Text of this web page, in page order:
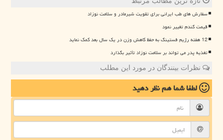
سفارش های طب ایرانی برای تقویت شیرمادر و سلامت نوزاد
قیمت گندم تغییر نمود
12 هفته رژیم فستینگ به حفظ کاهش وزن در یک سال بعد کمک نماید
تغذیه پدر می تواند بر سلامت نوزاد تأثیر بگذارد
نظرات بینندگان در مورد این مطلب
لطفا شما همنظر دهید